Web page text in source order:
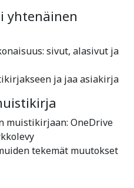
yhtenäinen
sivut, alasivut ja
ja jaa asiakirja
muistikirjaan: OneDrive
tekemät muutokset